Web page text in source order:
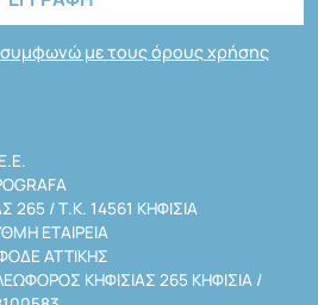
συμφωνώ με τους όρους χρήσης
265 / Τ.Κ. 14561 ΚΗΦΙΣΙΑ
ΕΤΑΙΡΕΙΑ
ΑΤΤΙΚΗΣ
ΚΗΦΙΣΙΑΣ 265 ΚΗΦΙΣΙΑ /